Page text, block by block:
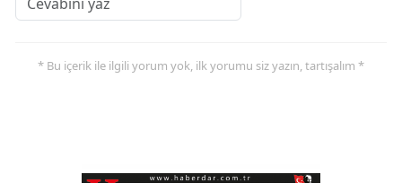
* Bu içerik ile ilgili yorum yok, ilk yorumu siz yazın, tartışalım *